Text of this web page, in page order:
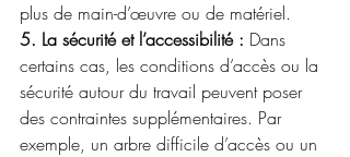
plus de main-d’œuvre ou de matériel.
5. La sécurité et l’accessibilité : Dans
certains cas, les conditions d’accès ou la
sécurité autour du travail peuvent poser
des contraintes supplémentaires. Par
exemple, un arbre difficile d’accès ou un